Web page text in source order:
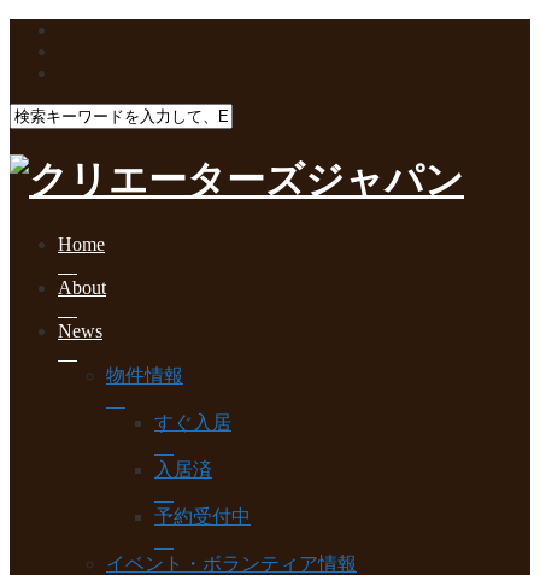
Home
About
News
物件情報
すぐ入居
入居済
予約受付中
イベント・ボランティア情報